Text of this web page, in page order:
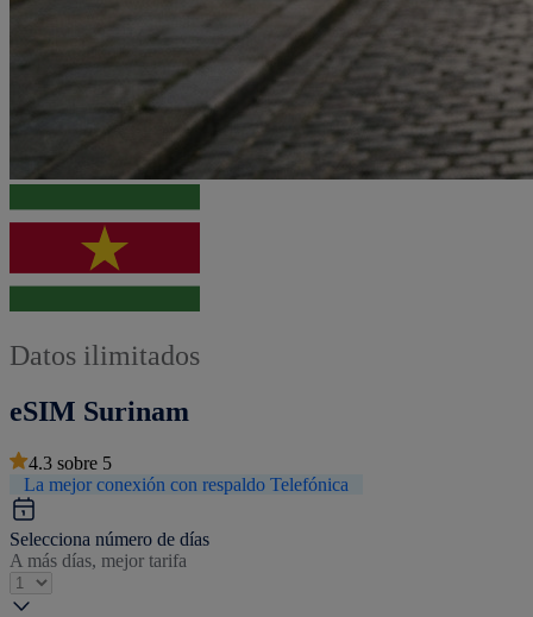
Datos ilimitados
eSIM Surinam
4.3 sobre 5
La mejor conexión con respaldo Telefónica
Selecciona número de días
A más días, mejor tarifa